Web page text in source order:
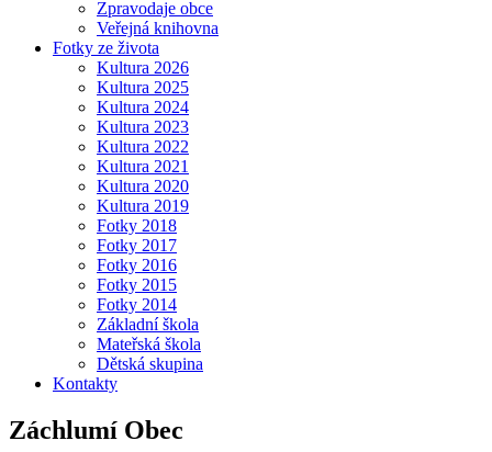
Zpravodaje obce
Veřejná knihovna
Fotky ze života
Kultura 2026
Kultura 2025
Kultura 2024
Kultura 2023
Kultura 2022
Kultura 2021
Kultura 2020
Kultura 2019
Fotky 2018
Fotky 2017
Fotky 2016
Fotky 2015
Fotky 2014
Základní škola
Mateřská škola
Dětská skupina
Kontakty
Záchlumí Obec